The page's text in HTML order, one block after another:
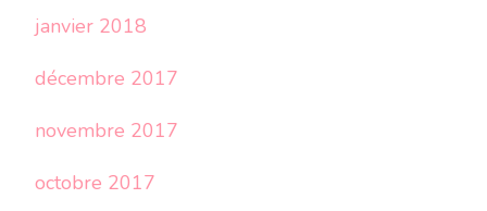
janvier 2018
décembre 2017
novembre 2017
octobre 2017